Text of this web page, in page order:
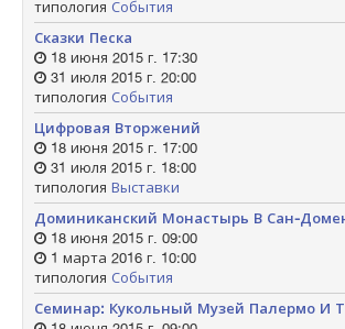
типология События
Сказки Песка
18 июня 2015 г. 17:30
31 июля 2015 г. 20:00
типология События
Цифровая Вторжений
18 июня 2015 г. 17:00
31 июля 2015 г. 18:00
типология Выставки
Доминиканский Монастырь В Сан-
18 июня 2015 г. 09:00
1 марта 2016 г. 10:00
типология События
Семинар: Кукольный Музей Палермо И